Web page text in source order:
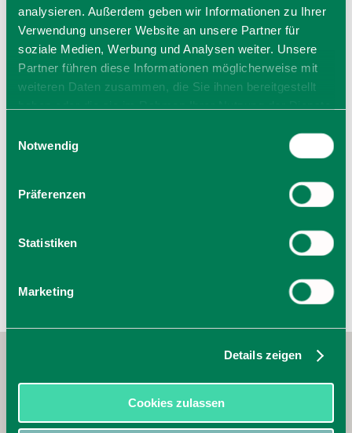
analysieren. Außerdem geben wir Informationen zu Ihrer
Verwendung unserer Website an unsere Partner für
soziale Medien, Werbung und Analysen weiter. Unsere
Partner führen diese Informationen möglicherweise mit
weiteren Daten zusammen, die Sie ihnen bereitgestellt
Cookies, wenn Sie unsere Webseite weiterhin nutzen.
Notwendig
Präferenzen
Statistiken
Marketing
Details zeigen
Cookies zulassen
Tickets erhältlich in der Gäste-Information Schliersee
oder online unter münchenticket.de.
Veranstalter
83727 Schliersee
zur Website